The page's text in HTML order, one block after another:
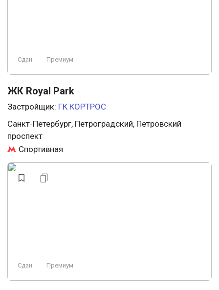
Сдан Премиум
ЖК Royal Park
Застройщик: ГК КОРТРОС
Санкт-Петербург, Петроградский, Петровский
проспект
Спортивная
Сдан Премиум